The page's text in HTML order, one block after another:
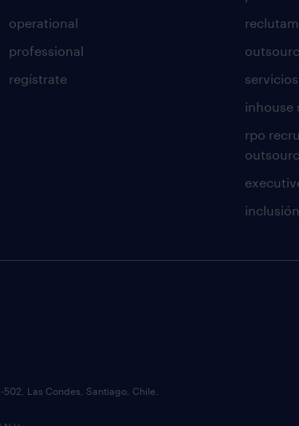
operational
professional
regístrate
inhouse
rpo
Las Condes, Santiago, Chile.